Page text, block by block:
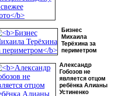
Бизнес
Михаила
Терёхина за
периметром
Александр
Гобозов не
является отцом
ребёнка Алианы
Устиненко